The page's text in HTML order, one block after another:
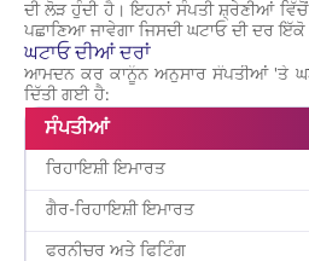
ਦੀ ਲੋੜ ਹੁੰਦੀ ਹੈ। ਇਹਨਾਂ ਸੰਪਤੀ ਸ਼੍ਰੇਣੀਆਂ
ਪਛਾਣਿਆ ਜਾਵੇਗਾ ਜਿਸਦੀ ਘਟਾਓ ਦੀ ਦਰ ਇੱਕੋ
ਘਟਾਓ ਦੀਆਂ ਦਰਾਂ
ਆਮਦਨ ਕਰ ਕਾਨੂੰਨ ਅਨੁਸਾਰ ਸੰਪਤੀਆਂ 'ਤੇ
ਦਿੱਤੀ ਗਈ ਹੈ:
ਸੰਪਤੀਆਂ
ਰਿਹਾਇਸ਼ੀ ਇਮਾਰਤ
ਗੈਰ-ਰਿਹਾਇਸ਼ੀ ਇਮਾਰਤ
ਫਰਨੀਚਰ ਅਤੇ ਫਿਟਿੰਗ